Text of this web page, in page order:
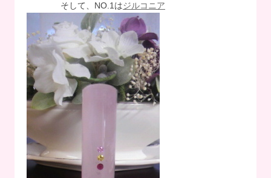
そして、NO.1はジルコニア